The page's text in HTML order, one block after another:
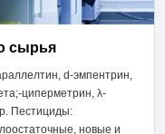
сырья
d-эмпентрин,
циперметрин, λ-
Пестициды:
новые и